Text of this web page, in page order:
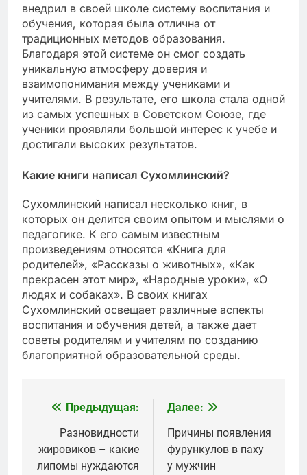
внедрил в своей школе систему воспитания и
обучения, которая была отлична от
традиционных методов образования.
Благодаря этой системе он смог создать
уникальную атмосферу доверия и
взаимопонимания между учениками и
учителями. В результате, его школа стала одной
из самых успешных в Советском Союзе, где
ученики проявляли большой интерес к учебе и
достигали высоких результатов.
Какие книги написал Сухомлинский?
Сухомлинский написал несколько книг, в
которых он делится своим опытом и мыслями о
педагогике. К его самым известным
произведениям относятся «Книга для
родителей», «Рассказы о животных», «Как
прекрасен этот мир», «Народные уроки», «О
людях и собаках». В своих книгах
Сухомлинский освещает различные аспекты
воспитания и обучения детей, а также дает
советы родителям и учителям по созданию
благоприятной образовательной среды.
Навигация
записям
Предыдущая:
Разновидности
жировиков – какие
липомы нуждаются
Далее:
Причины появления
фурункулов в паху
у мужчин